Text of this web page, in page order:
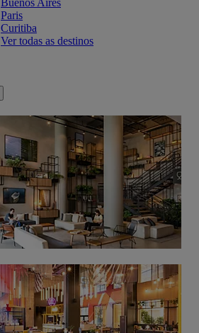
Buenos Aires
Paris
Curitiba
Ver todas as destinos